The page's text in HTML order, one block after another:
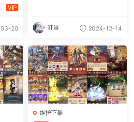
VIP
20 叮当 2024-12-14
维护下架